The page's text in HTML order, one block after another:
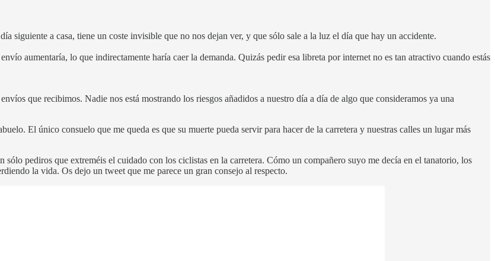
siguiente a casa, tiene un coste invisible que no nos dejan ver, y que sólo sale a la luz el día que hay un accidente.
aumentaría, lo que indirectamente haría caer la demanda. Quizás pedir esa libreta por internet no es tan atractivo cuando estás
que recibimos. Nadie nos está mostrando los riesgos añadidos a nuestro día a día de algo que consideramos ya una
El único consuelo que me queda es que su muerte pueda servir para hacer de la carretera y nuestras calles un lugar más
pediros que extreméis el cuidado con los ciclistas en la carretera. Cómo un compañero suyo me decía en el tanatorio, los
la vida. Os dejo un tweet que me parece un gran consejo al respecto.